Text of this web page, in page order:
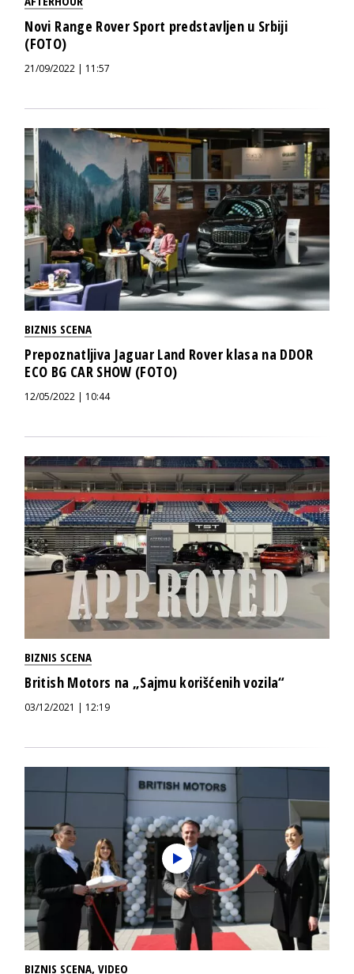
Novi Range Rover Sport predstavljen u Srbiji
(FOTO)
21/09/2022 | 11:57
BIZNIS SCENA
Prepoznatljiva Jaguar Land Rover klasa na DDOR
ECO BG CAR SHOW (FOTO)
12/05/2022 | 10:44
BIZNIS SCENA
British Motors na „Sajmu korišćenih vozila“
03/12/2021 | 12:19
BIZNIS SCENA,VIDEO